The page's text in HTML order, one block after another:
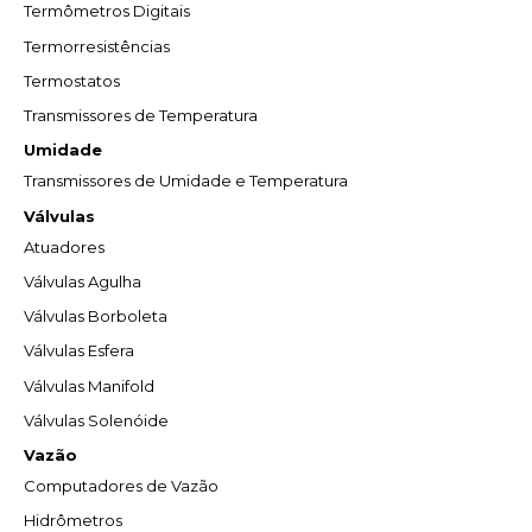
Termômetros Digitais
Termorresistências
Termostatos
Transmissores de Temperatura
Umidade
Transmissores de Umidade e Temperatura
Válvulas
Atuadores
Válvulas Agulha
Válvulas Borboleta
Válvulas Esfera
Válvulas Manifold
Válvulas Solenóide
Vazão
Computadores de Vazão
Hidrômetros